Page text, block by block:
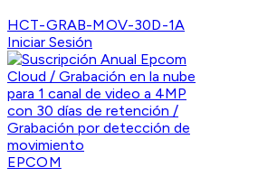
HCT-GRAB-MOV-30D-1A
Iniciar Sesión
EPCOM